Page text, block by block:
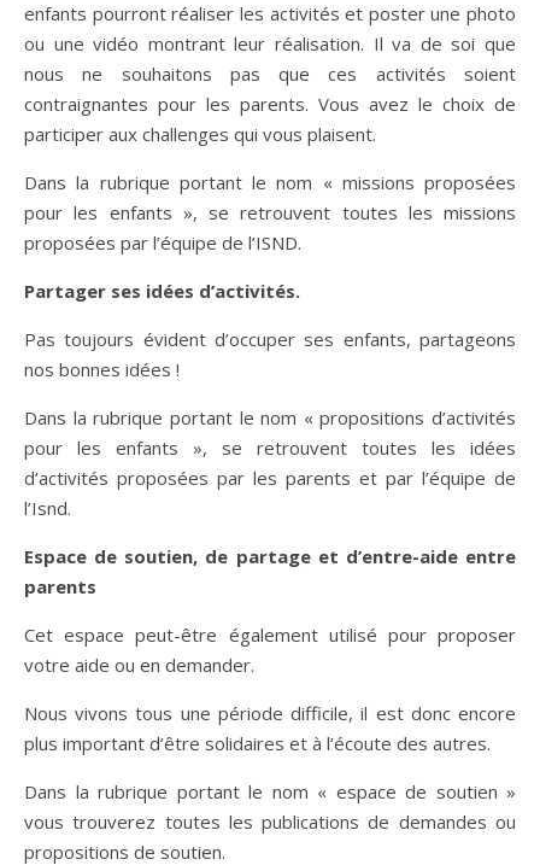
enfants pourront réaliser les activités et poster une photo
ou une vidéo montrant leur réalisation. Il va de soi que
nous ne souhaitons pas que ces activités soient
contraignantes pour les parents. Vous avez le choix de
participer aux challenges qui vous plaisent.
Dans la rubrique portant le nom « missions proposées
pour les enfants », se retrouvent toutes les missions
proposées par l’équipe de l’ISND.
Partager ses idées d’activités.
Pas toujours évident d’occuper ses enfants, partageons
nos bonnes idées !
Dans la rubrique portant le nom « propositions d’activités
pour les enfants », se retrouvent toutes les idées
d’activités proposées par les parents et par l’équipe de
l’Isnd.
Espace de soutien, de partage et d’entre-aide entre
parents
Cet espace peut-être également utilisé pour proposer
votre aide ou en demander.
Nous vivons tous une période difficile, il est donc encore
plus important d’être solidaires et à l’écoute des autres.
Dans la rubrique portant le nom « espace de soutien »
vous trouverez toutes les publications de demandes ou
propositions de soutien.